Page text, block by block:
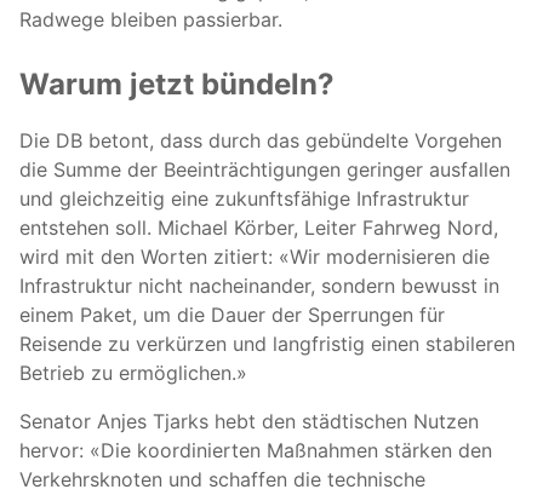
Radwege bleiben passierbar.
Warum jetzt bündeln?
Die DB betont, dass durch das gebündelte Vorgehen
die Summe der Beeinträchtigungen geringer ausfallen
und gleichzeitig eine zukunftsfähige Infrastruktur
entstehen soll. Michael Körber, Leiter Fahrweg Nord,
wird mit den Worten zitiert: «Wir modernisieren die
Infrastruktur nicht nacheinander, sondern bewusst in
einem Paket, um die Dauer der Sperrungen für
Reisende zu verkürzen und langfristig einen stabileren
Betrieb zu ermöglichen.»
Senator Anjes Tjarks hebt den städtischen Nutzen
hervor: «Die koordinierten Maßnahmen stärken den
Verkehrsknoten und schaffen die technische